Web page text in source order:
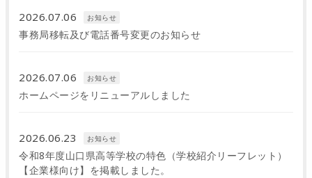
2026.07.06 お知らせ
事務局移転及び電話番号変更のお知らせ
2026.07.06 お知らせ
ホームページをリニューアルしました
2026.06.23 お知らせ
令和8年度山口県高等学校の特色（学校紹介リーフレット）
【企業様向け】を掲載しました。